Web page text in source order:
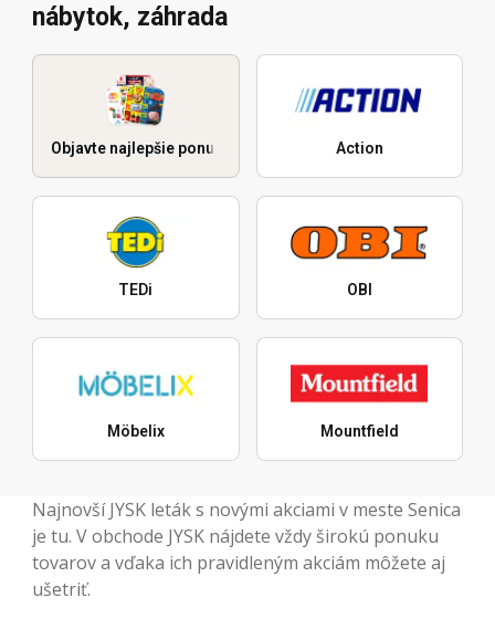
nábytok, záhrada
Objavte najlepšie ponuky Action
TEDi OBI
Möbelix Mountfield
Najnovší JYSK leták s novými akciami v meste Senica
je tu. V obchode JYSK nájdete vždy širokú ponuku
tovarov a vďaka ich pravidleným akciám môžete aj
ušetriť.